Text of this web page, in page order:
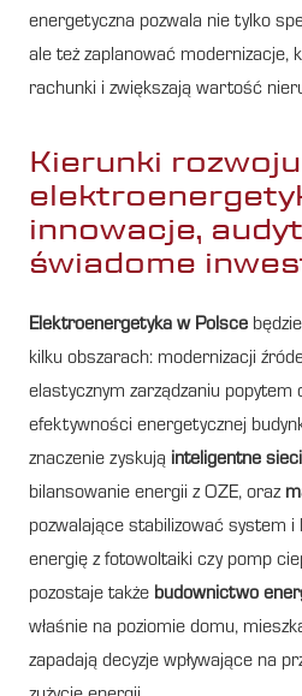
energetyczna pozwala nie tylko
ale też zaplanować modernizacje,
rachunki i zwiększają wartość
Kierunki rozwoju
innowacje,
świadome
Elektroenergetyka w Polsce
kilku obszarach: modernizacji
elastycznym zarządzaniu popytem
efektywności energetycznej
znaczenie zyskują inteligentne sieci
bilansowanie energii z OZE, oraz
pozwalające stabilizować system
energię z fotowoltaiki czy pomp
pozostaje także budownictwo
właśnie na poziomie domu,
zapadają decyzje wpływające na